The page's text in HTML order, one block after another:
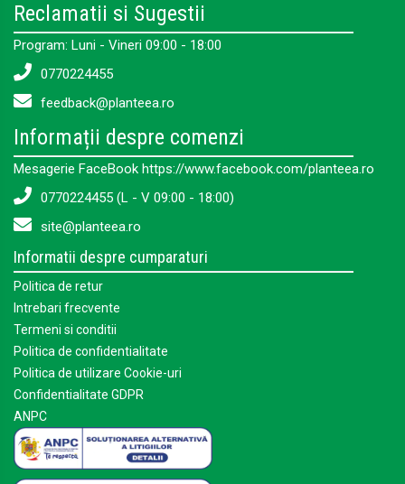
Reclamatii si Sugestii
Program: Luni - Vineri 09:00 - 18:00
0770224455
feedback@planteea.ro
Informații despre comenzi
Mesagerie FaceBook https://www.facebook.com/planteea.ro
0770224455 (L - V 09:00 - 18:00)
site@planteea.ro
Informatii despre cumparaturi
Politica de retur
Intrebari frecvente
Termeni si conditii
Politica de confidentialitate
Politica de utilizare Cookie-uri
Confidentialitate GDPR
ANPC